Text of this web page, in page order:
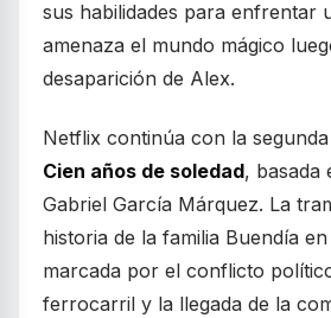
sus habilidades para enfrentar
amenaza el mundo mágico
desaparición de Alex.
Netflix continúa con la
Cien años de soledad, basada
Gabriel García Márquez. La
historia de la familia Buendía
marcada por el conflicto
ferrocarril y la llegada de la